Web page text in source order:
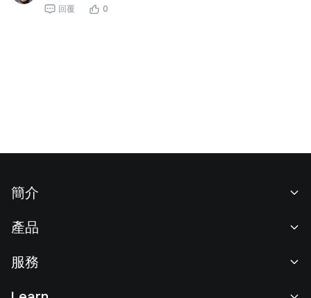
回覆 0
簡介
新聞中心
產品
服務